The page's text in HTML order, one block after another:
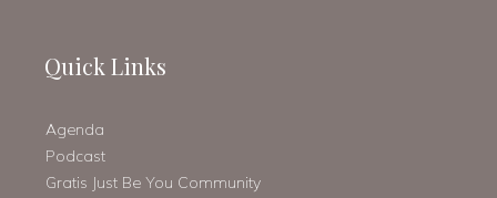
Quick Links
Agenda
Podcast
Gratis Just Be You Community